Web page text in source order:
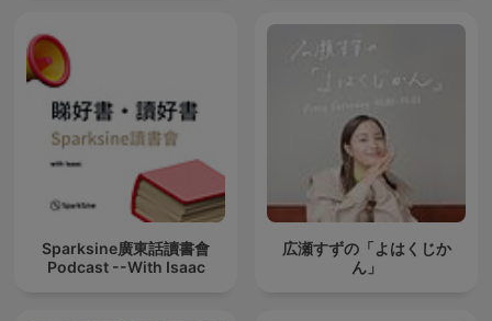
Sparksine廣東話讀書會
Podcast --With Isaac
広瀬すずの「よはくじか
ん」